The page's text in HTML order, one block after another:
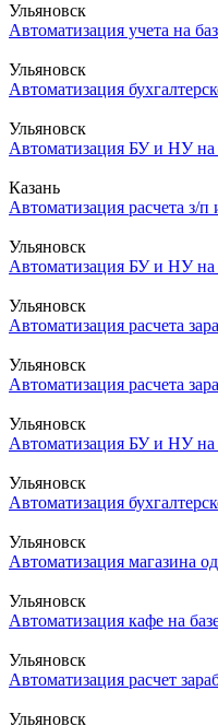
Ульяновск
Автоматизация учета на
Ульяновск
Автоматизация
Ульяновск
Автоматизация БУ и НУ
Казань
Автоматизация расчета з/
Ульяновск
Автоматизация БУ и НУ на
Ульяновск
Автоматизация расчета
Ульяновск
Автоматизация расчета
Ульяновск
Автоматизация БУ и НУ на
Ульяновск
Автоматизация
Ульяновск
Автоматизация магазина
Ульяновск
Автоматизация кафе на
Ульяновск
Автоматизация расчет
Ульяновск